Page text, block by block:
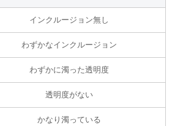
インクルージョン無し
わずかなインクルージョン
わずかに濁った透明度
透明度がない
かなり濁っている